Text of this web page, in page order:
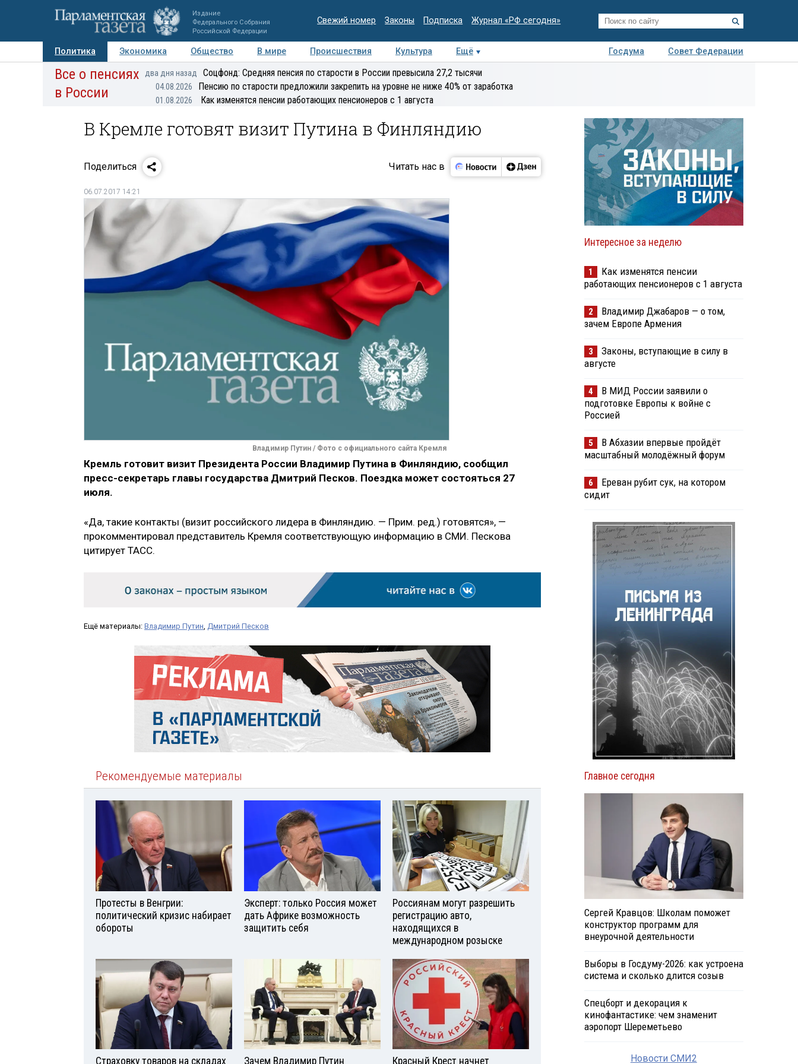
Издание
Федерального Собрания
Российской Федерации
Свежий номер Законы Подписка Журнал «РФ сегодня»
Политика Экономика Общество В мире Происшествия Культура Ещё Госдума
Совет Федерации
Авторы Персоны Мнения Регионы Медиацентр Интервью Колумнисты
Все о пенсиях
в России
два дня назад Соцфонд: Средняя пенсия по старости в России превысила 27,2 тысячи
04.08.2026 Пенсию по старости предложили закрепить на уровне не ниже 40% от заработка
01.08.2026 Как изменятся пенсии работающих пенсионеров с 1 августа
В Кремле готовят визит Путина в Финляндию
Поделиться Читать нас в
06.07.2017 14:21
Владимир Путин / Фото с официального сайта Кремля
Кремль готовит визит Президента России Владимир Путина в Финляндию, сообщил
пресс-секретарь главы государства Дмитрий Песков. Поездка может состояться 27
июля.
«Да, такие контакты (визит российского лидера в Финляндию. — Прим. ред.) готовятся», —
прокомментировал представитель Кремля соответствующую информацию в СМИ. Пескова
цитирует ТАСС.
Ещё материалы: Владимир Путин Дмитрий Песков
Рекомендуемые материалы
Протесты в Венгрии:
политический кризис набирает
обороты
Эксперт: только Россия может
дать Африке возможность
защитить себя
Россиянам могут разрешить
регистрацию авто,
находящихся в
международном розыске
Страховку товаров на складах Зачем Владимир Путин Красный Крест начнет
Интересное за неделю
1
Как изменятся пенсии
работающих пенсионеров с 1 августа
2
Владимир Джабаров — о том,
зачем Европе Армения
3
Законы, вступающие в силу в
августе
4
В МИД России заявили о
подготовке Европы к войне с
Россией
5
В Абхазии впервые пройдёт
масштабный молодёжный форум
6
Ереван рубит сук, на котором
сидит
Главное сегодня
Сергей Кравцов: Школам поможет
конструктор программ для
внеурочной деятельности
Выборы в Госдуму-2026: как устроена
система и сколько длится созыв
Спецборт и декорация к
кинофантастике: чем знаменит
аэропорт Шереметьево
Новости СМИ2